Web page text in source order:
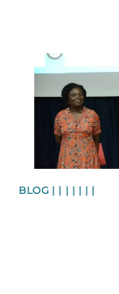
News image
BLOG | | | | | | |